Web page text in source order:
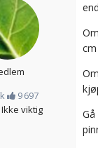
9 697
viktig